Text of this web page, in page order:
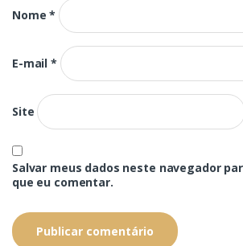
Nome*
E-mail*
Site
Salvar meus dados neste navegador
que eu comentar.